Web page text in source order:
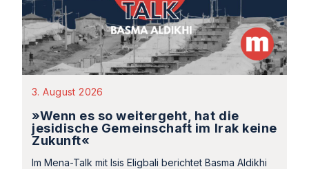
3. August 2026
»Wenn es so weitergeht, hat die
jesidische Gemeinschaft im Irak keine
Zukunft«
Im Mena-Talk mit Isis Eligbali berichtet Basma Aldikhi